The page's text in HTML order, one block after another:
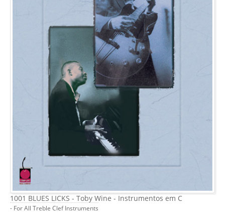
1001 BLUES LICKS - Toby Wine - Instrumentos em C
- For All Treble Clef Instruments